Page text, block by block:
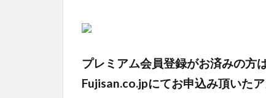
プレミアム会員登録がお済みの方
Fujisan.co.jpにてお申込み頂いた